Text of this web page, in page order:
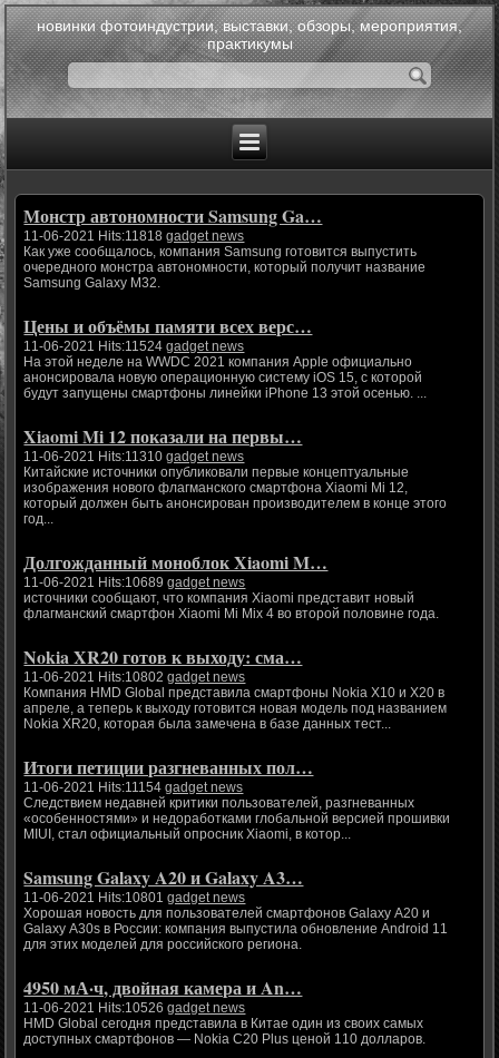
новинки фотоиндустрии, выставки, обзоры, мероприятия,
практикумы
Монстр автономности Samsung Ga…
11-06-2021 Hits:11818gadget news
Как уже сообщалось, компания Samsung готовится выпустить
очередного монстра автономности, который получит название
Samsung Galaxy M32.
Цены и объёмы памяти всех верс…
11-06-2021 Hits:11524gadget news
На этой неделе на WWDC 2021 компания Apple официально
анонсировала новую операционную систему iOS 15, с которой
будут запущены смартфоны линейки iPhone 13 этой осенью. ...
Xiaomi Mi 12 показали на первы…
11-06-2021 Hits:11310gadget news
Китайские источники опубликовали первые концептуальные
изображения нового флагманского смартфона Xiaomi Mi 12,
который должен быть анонсирован производителем в конце этого
год...
Долгожданный моноблок Xiaomi M…
11-06-2021 Hits:10689gadget news
источники сообщают, что компания Xiaomi представит новый
флагманский смартфон Xiaomi Mi Mix 4 во второй половине года.
Nokia XR20 готов к выходу: сма…
11-06-2021 Hits:10802gadget news
Компания HMD Global представила смартфоны Nokia X10 и X20 в
апреле, а теперь к выходу готовится новая модель под названием
Nokia XR20, которая была замечена в базе данных тест...
Итоги петиции разгневанных пол…
11-06-2021 Hits:11154gadget news
Следствием недавней критики пользователей, разгневанных
«особенностями» и недоработками глобальной версией прошивки
MIUI, стал официальный опросник Xiaomi, в котор...
Samsung Galaxy A20 и Galaxy A3…
11-06-2021 Hits:10801gadget news
Хорошая новость для пользователей смартфонов Galaxy A20 и
Galaxy A30s в России: компания выпустила обновление Android 11
для этих моделей для российского региона.
4950 мА·ч, двойная камера и An…
11-06-2021 Hits:10526gadget news
HMD Global сегодня представила в Китае один из своих самых
доступных смартфонов — Nokia C20 Plus ценой 110 долларов.